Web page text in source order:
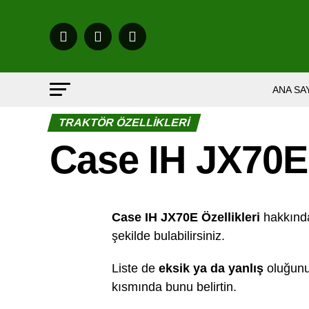
ANA
TRAKTÖR ÖZELLIKLERI
Case IH
Case IH JX70E Özellikleri
şekilde bulabilirsiniz.
Liste de eksik ya da yanlış
kısmında bunu belirtin.